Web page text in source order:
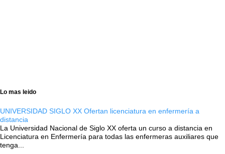
Lo mas leido
UNIVERSIDAD SIGLO XX Ofertan licenciatura en enfermería a
distancia
La Universidad Nacional de Siglo XX oferta un curso a distancia en
Licenciatura en Enfermería para todas las enfermeras auxiliares que
tenga...